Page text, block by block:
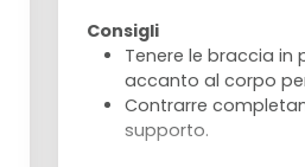
Consigli
Tenere le braccia in
accanto al corpo
Contrarre
supporto.